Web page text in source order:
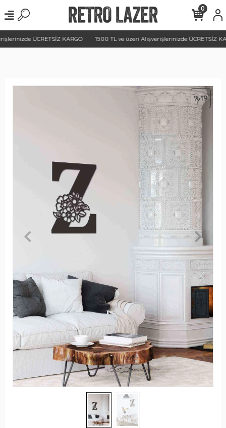
ÜCRETSİZ KARGO 1500 TL ve üzeri Alışverişlerinizde ÜCRETSİZ
0
%19